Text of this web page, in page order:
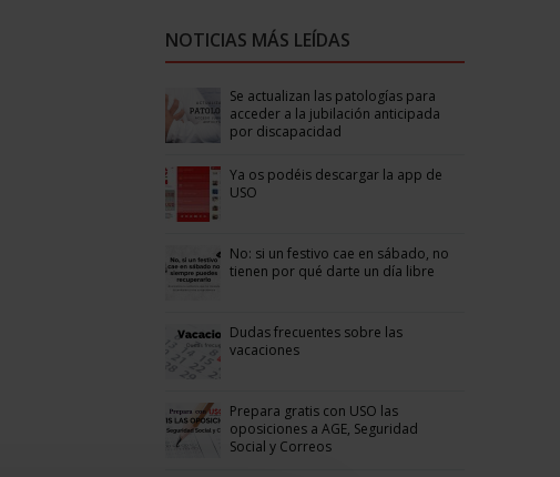
NOTICIAS MÁS LEÍDAS
Se actualizan las patologías para
acceder a la jubilación anticipada
por discapacidad
Ya os podéis descargar la app de
USO
No: si un festivo cae en sábado, no
tienen por qué darte un día libre
Dudas frecuentes sobre las
vacaciones
Prepara gratis con USO las
oposiciones a AGE, Seguridad
Social y Correos